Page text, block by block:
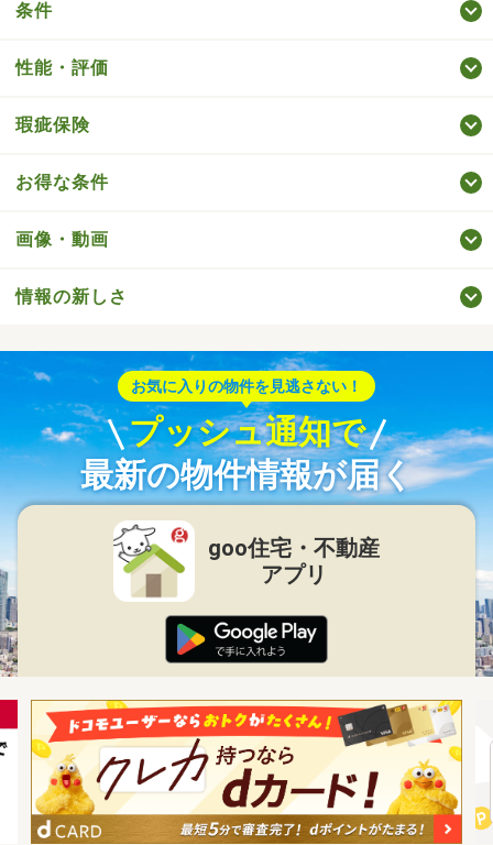
条件
性能・評価
瑕疵保険
お得な条件
画像・動画
情報の新しさ
お気に入りの物件を見逃さない！
プッシュ通知で
最新の物件情報が届く
goo住宅・不動産
アプリ